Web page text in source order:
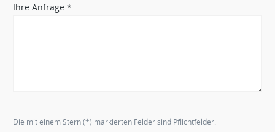
Ihre Anfrage *
Die mit einem Stern (*) markierten Felder sind Pflichtfelder.